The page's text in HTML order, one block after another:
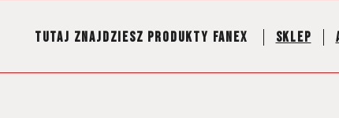
Tutaj znajdziesz produkty fanex Sklep